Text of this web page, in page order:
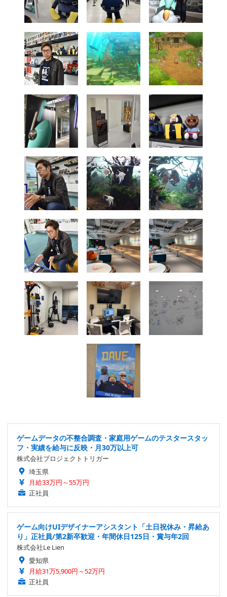
ゲームデータの不整合調査・家庭用ゲームのテスタースタッ
フ・実績を給与に反映・月30万以上可
株式会社プロジェクトトリガー
埼玉県
月給33万円～55万円
正社員
ゲーム向けUIデザイナーアシスタント「土日祝休み・昇給あ
り」正社員/第2新卒歓迎・年間休日125日・賞与年2回
株式会社Le Lien
愛知県
月給31万5,900円～52万円
正社員